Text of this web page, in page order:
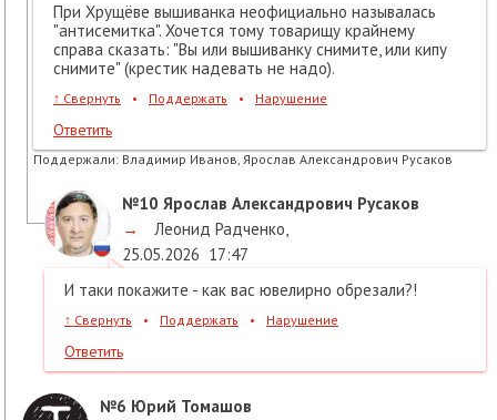
При Хрущёве вышиванка неофициально называлась
"антисемитка". Хочется тому товарищу крайнему
справа сказать: "Вы или вышиванку снимите, или кипу
снимите" (крестик надевать не надо).
↑ Свернуть • Поддержать • Нарушение
Ответить
Поддержали: Владимир Иванов, Ярослав Александрович Русаков
№10 Ярослав Александрович Русаков
→
Леонид Радченко,
25.05.2026 17:47
И таки покажите - как вас ювелирно обрезали?!
↑ Свернуть • Поддержать • Нарушение
Ответить
№6 Юрий Томашов